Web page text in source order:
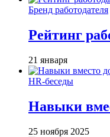
Бренд работодателя
Рейтинг
21 января
HR-беседы
Навыки
25 ноября 2025